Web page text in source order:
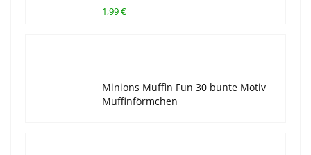
1,99 €
Minions Muffin Fun 30 bunte Motiv
Muffinförmchen